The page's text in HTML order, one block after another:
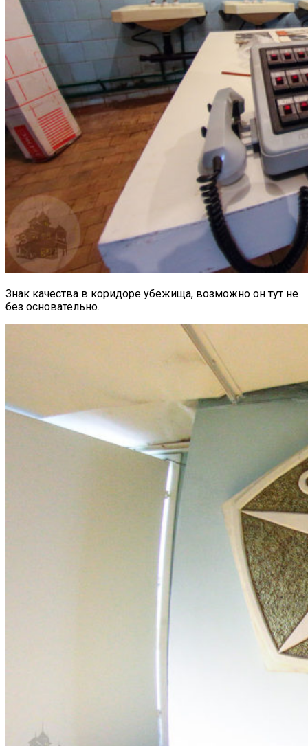
Знак качества в коридоре убежища, возможно он тут не
без основательно.